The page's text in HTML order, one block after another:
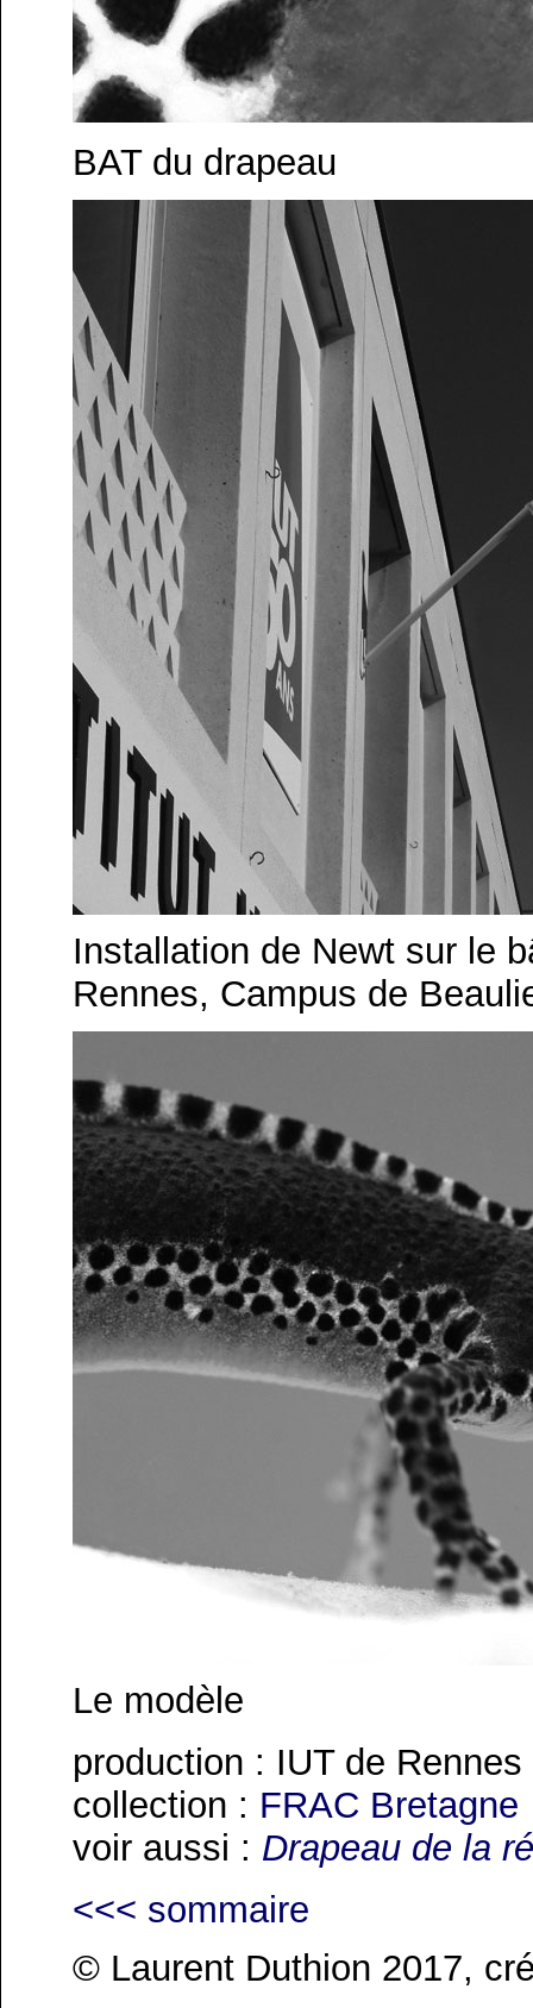
BAT du drapeau
Installation de Newt sur le
Rennes, Campus de
Le modèle
production : IUT de Rennes
collection : FRAC Bretagne
voir aussi : Drapeau de la
<<< sommaire
© Laurent Duthion 2017,